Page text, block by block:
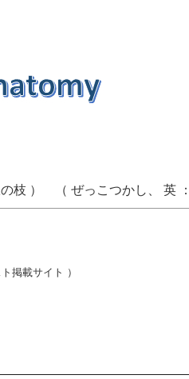
枝 ） （ ぜっこつかし、 英 ：
掲載サイト ）